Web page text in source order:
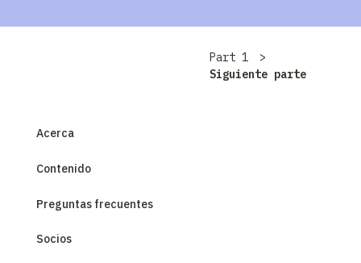
Part 1
Siguiente parte
Acerca
Contenido
Preguntas frecuentes
Socios